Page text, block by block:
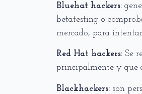
Bluehat hackers:
betatesting o
mercado, para
Red Hat hackers: Se
principalmente y que
Blackhackers: son